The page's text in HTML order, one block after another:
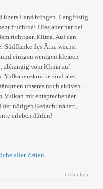
übers Land bringen. Langfristig
fruchtbar. Dies aber nur bei
richtigen Klima. Auf den
Südflanke des Ätna wächst
einigen wenigen kleinen
abhängig vom Klima auf
Vulkanausbrüche sind aber
unseres noch aktiven
Vulkan mit entsprechender
nötigen Bedacht nähert,
erleben dürfen!
aller Zeiten
nach oben